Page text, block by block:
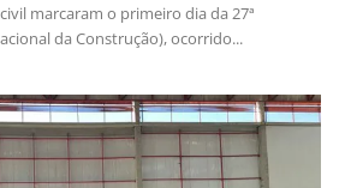
marcaram o primeiro dia da 27ª
da Construção), ocorrido...